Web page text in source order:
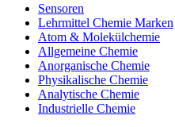
Sensoren
Lehrmittel Chemie Marken
Atom & Molekülchemie
Allgemeine Chemie
Anorganische Chemie
Physikalische Chemie
Analytische Chemie
Industrielle Chemie